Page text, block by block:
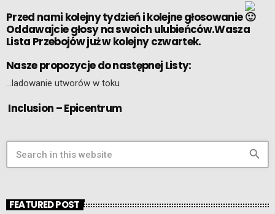
Przed nami kolejny tydzień i kolejne głosowanie
Oddawajcie głosy na swoich ulubieńców.Wasza
Lista Przebojów już w kolejny czwartek.
Nasze propozycje do następnej Listy:
…ladowanie utworów w toku
Inclusion – Epicentrum
search
FEATURED POST